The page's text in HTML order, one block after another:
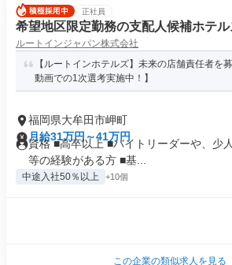
正社員
希望地区限定勤務の支配人候補ホテ
ルートインジャパン株式会社
【ルートインホテルズ】未来の店舗責任者を
動画での1次選考実施中！】
福岡県大牟田市岬町
月給31万円～41万円
資格 ■高卒以上 ■バイトリーダーや、少
等の経験がある方 ■基...
中途入社50％以上 +10個
この企業の類似求人を見る